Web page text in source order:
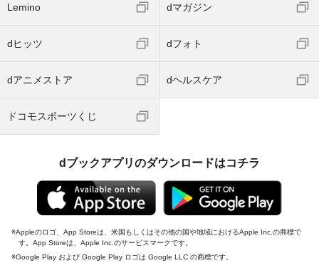
Lemino dマガジン
dヒッツ dフォト
dアニメストア dヘルスケア
ドコモスポーツくじ
dブックアプリのダウンロードはコチラ
Appleのロゴ、App Storeは、米国もしくはその他の国や地域におけるApple Inc.の商標で
す。App Storeは、Apple Inc.のサービスマークです。
Google Play および Google Play ロゴは Google LLC の商標です。